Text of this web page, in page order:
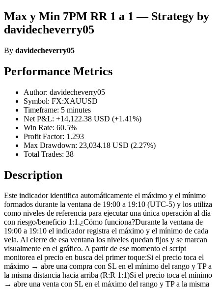
Max y Min 7PM RR 1 a 1 — Strategy by
davidecheverry05
By davidecheverry05
Performance Metrics
Author: davidecheverry05
Symbol: FX:XAUUSD
Timeframe: 5 minutes
Net P&L: +14,122.38 USD (+1.41%)
Win Rate: 60.5%
Profit Factor: 1.293
Max Drawdown: 23,034.18 USD (2.27%)
Total Trades: 38
Description
Este indicador identifica automáticamente el máximo y el mínimo
formados durante la ventana de 19:00 a 19:10 (UTC-5) y los utiliza
como niveles de referencia para ejecutar una única operación al día
con riesgo/beneficio 1:1.¿Cómo funciona?Durante la ventana de
19:00 a 19:10 el indicador registra el máximo y el mínimo de cada
vela. Al cierre de esa ventana los niveles quedan fijos y se marcan
visualmente en el gráfico. A partir de ese momento el script
monitorea el precio en busca del primer toque:Si el precio toca el
máximo → abre una compra con SL en el mínimo del rango y TP a
la misma distancia hacia arriba (R:R 1:1)Si el precio toca el mínimo
→ abre una venta con SL en el máximo del rango y TP a la misma